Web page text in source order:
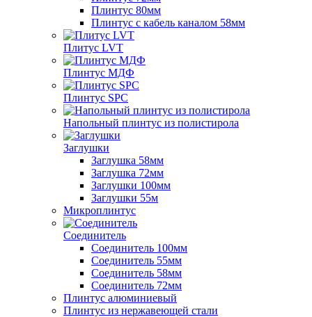
Плинтус 80мм
Плинтус с кабель каналом 58мм
Плитус LVT
Плинтус МДФ
Плинтус SPC
Напольный плинтус из полистирола
Заглушки
Заглушка 58мм
Заглушка 72мм
Заглушки 100мм
Заглушки 55м
Микроплинтус
Соединитель
Соединитель 100мм
Соединитель 55мм
Соединитель 58мм
Соединитель 72мм
Плинтус алюминиевый
Плинтус из нержавеющей стали